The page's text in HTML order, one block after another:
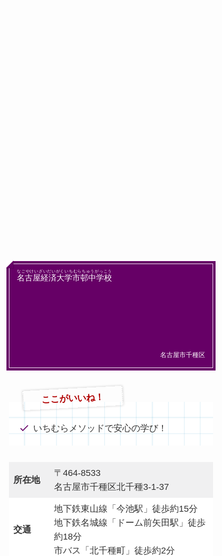
名古屋経済大学市邨中学校
なごやけいざいだいがくいちむらちゅうがっこう
名古屋市千種区
ここがいいね！
いちむらメソッドで安心の学び！
所在地
〒464-8533
名古屋市千種区北千種3-1-37
交通
地下鉄東山線「今池駅」徒歩約15分
地下鉄名城線「ドーム前矢田駅」徒歩
約18分
市バス「北千種町」徒歩約2分